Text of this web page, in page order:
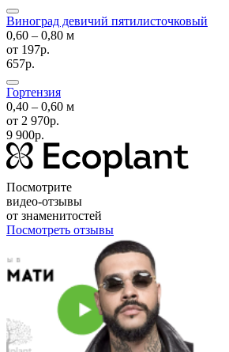
Виноград девичий пятилисточковый
0,60 ‒ 0,80 м
от 197р.
657р.
Гортензия
0,40 ‒ 0,60 м
от 2 970р.
9 900р.
Посмотрите
видео-отзывы
от знаменитостей
Посмотреть отзывы